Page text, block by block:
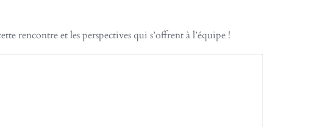
rencontre et les perspectives qui s’offrent à l’équipe !